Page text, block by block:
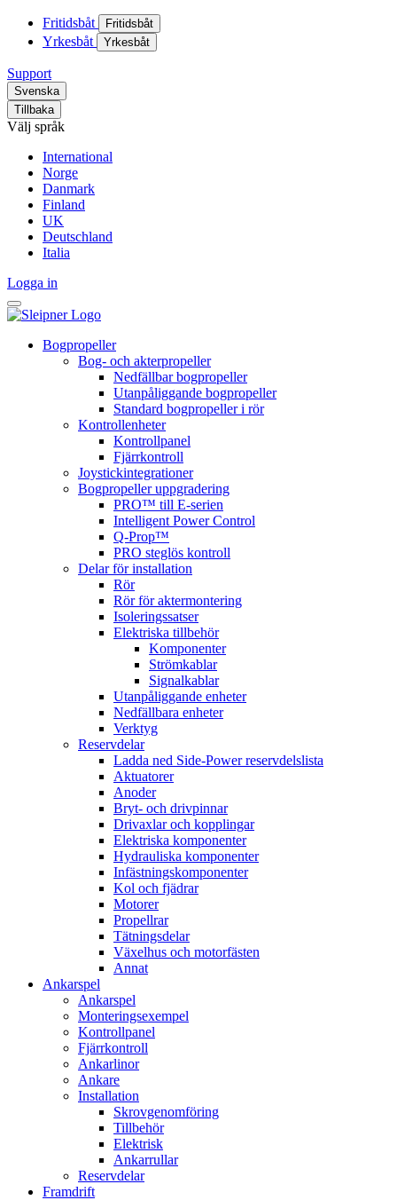
Fritidsbåt Fritidsbåt
Yrkesbåt Yrkesbåt
Support
Svenska
Tillbaka
Välj språk
International
Norge
Danmark
Finland
UK
Deutschland
Italia
Logga in
Bogpropeller
Bog- och akterpropeller
Nedfällbar bogpropeller
Utanpåliggande bogpropeller
Standard bogpropeller i rör
Kontrollenheter
Kontrollpanel
Fjärrkontroll
Joystickintegrationer
Bogpropeller uppgradering
PRO™ till E-serien
Intelligent Power Control
Q-Prop™
PRO steglös kontroll
Delar för installation
Rör
Rör för aktermontering
Isoleringssatser
Elektriska tillbehör
Komponenter
Strömkablar
Signalkablar
Utanpåliggande enheter
Nedfällbara enheter
Verktyg
Reservdelar
Ladda ned Side-Power reservdelslista
Aktuatorer
Anoder
Bryt- och drivpinnar
Drivaxlar och kopplingar
Elektriska komponenter
Hydrauliska komponenter
Infästningskomponenter
Kol och fjädrar
Motorer
Propellrar
Tätningsdelar
Växelhus och motorfästen
Annat
Ankarspel
Ankarspel
Monteringsexempel
Kontrollpanel
Fjärrkontroll
Ankarlinor
Ankare
Installation
Skrovgenomföring
Tillbehör
Elektrisk
Ankarrullar
Reservdelar
Framdrift